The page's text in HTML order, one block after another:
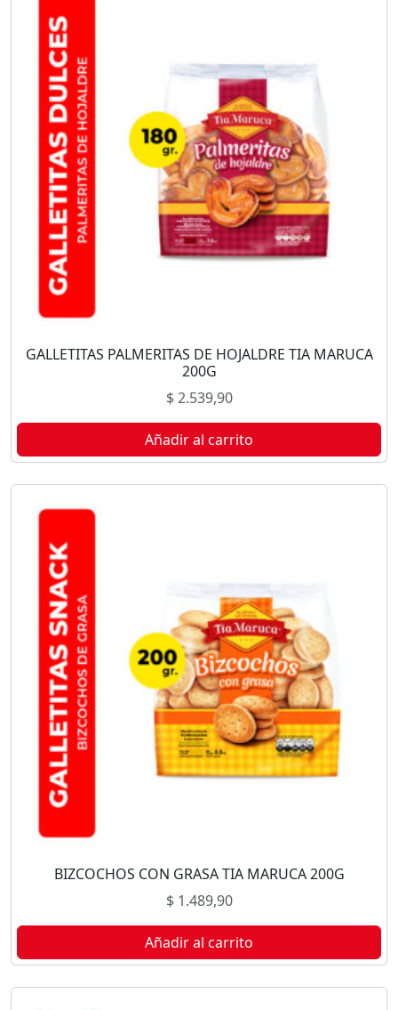
GALLETITAS PALMERITAS DE HOJALDRE TIA MARUCA
200G
$2.539,90
Añadir al carrito
BIZCOCHOS CON GRASA TIA MARUCA 200G
$1.489,90
Añadir al carrito